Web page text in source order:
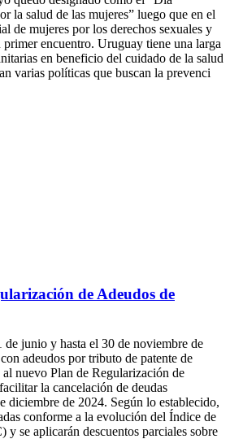
la salud de las mujeres” luego que en el
de mujeres por los derechos sexuales y
encuentro. Uruguay tiene una larga
en beneficio del cuidado de la salud
varias políticas que buscan la prevenci
de Adeudos de
de junio y hasta el 30 de noviembre de
adeudos por tributo de patente de
al nuevo Plan de Regularización de
la cancelación de deudas
diciembre de 2024. Según lo establecido,
conforme a la evolución del Índice de
y se aplicarán descuentos parciales sobre